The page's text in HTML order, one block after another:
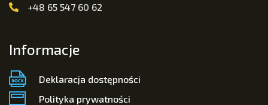
+48 65 547 60 62
Informacje
Deklaracja dostępności
Polityka prywatności